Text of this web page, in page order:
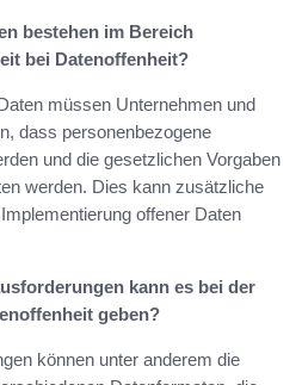
bestehen im Bereich
bei Datenoffenheit?
müssen Unternehmen und
dass personenbezogene
und die gesetzlichen Vorgaben
werden. Dies kann zusätzliche
offener Daten
kann es bei der
geben?
können unter anderem die